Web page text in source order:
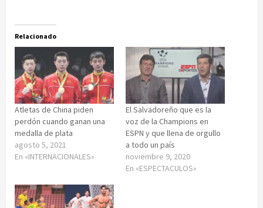
Relacionado
Atletas de China piden
perdón cuando ganan una
medalla de plata
agosto 5, 2021
En «INTERNACIONALES»
El Salvadoreño que es la
voz de la Champions en
ESPN y que llena de orgullo
a todo un país
noviembre 9, 2020
En «ESPECTACULOS»